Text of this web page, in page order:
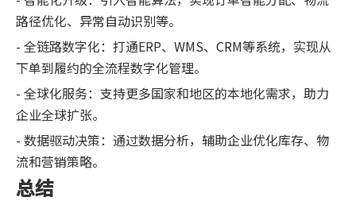
路径优化、异常自动识别等。
- 全链路数字化：打通ERP、WMS、CRM等系统，实现从
下单到履约的全流程数字化管理。
- 全球化服务：支持更多国家和地区的本地化需求，助力
企业全球扩张。
- 数据驱动决策：通过数据分析，辅助企业优化库存、物
流和营销策略。
总结